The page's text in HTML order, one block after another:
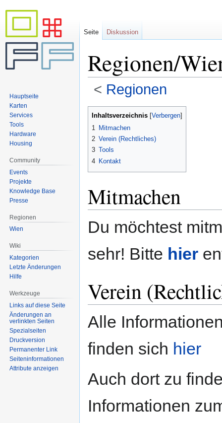
Regionen/
< Regionen
Zur
Zur
Inhaltsverzeichnis
1
Mitmachen
2 Verein (Rechtliches)
3 Tools
4 Kontakt
Mitmachen
Du möchtest
sehr! Bitte hier
Verein
Alle
finden sich hier
Auch dort zu
Informationen
Seite Diskussion
Hauptseite
Karten
Services
Tools
Hardware
Housing
Community
Events
Projekte
Knowledge Base
Presse
Regionen
Wien
Wiki
Kategorien
Letzte Änderungen
Hilfe
Werkzeuge
Links auf diese Seite
Änderungen an
verlinkten Seiten
Spezialseiten
Druckversion
Permanenter Link
Seiten­informationen
Attribute anzeigen